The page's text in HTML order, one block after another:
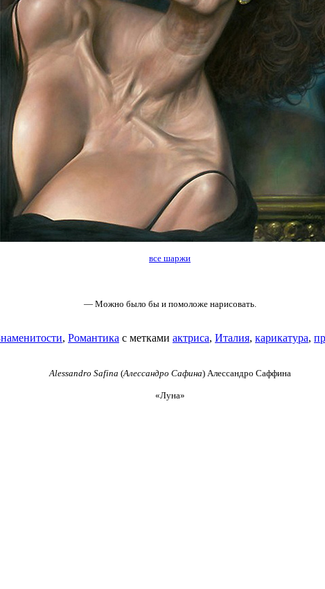
все шаржи
— Можно было бы и помоложе нарисовать.
, Романтика с метками актриса, Италия, карикатура,
Alessandro Safina (Алессандро Сафина) Алессандро Саффина
«Луна»